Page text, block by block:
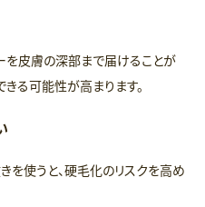
を皮膚の深部まで届けることが
る可能性が高まります。
を使うと、硬毛化のリスクを高め